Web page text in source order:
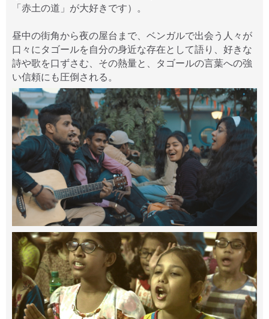
「赤土の道」が大好きです）。
昼中の街角から夜の屋台まで、ベンガルで出会う人々が
口々にタゴールを自分の身近な存在として語り、好きな
詩や歌を口ずさむ、その熱量と、タゴールの言葉への強
い信頼にも圧倒される。